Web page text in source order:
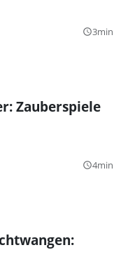
query_builder3min
Zauberspiele
query_builder4min